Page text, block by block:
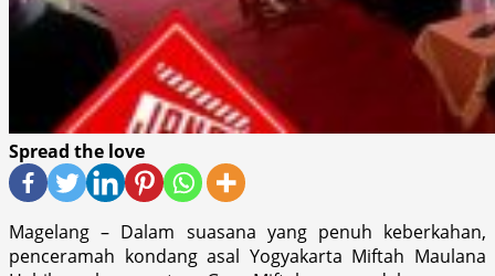
Spread the love
Magelang – Dalam suasana yang penuh keberkahan,
penceramah kondang asal Yogyakarta Miftah Maulana